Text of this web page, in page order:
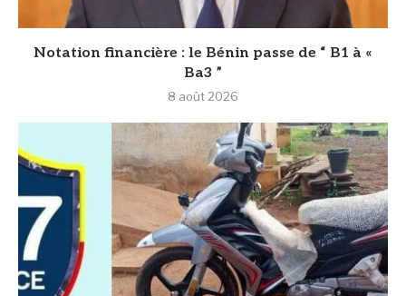
Notation financière : le Bénin passe de “ B1 à «
Ba3 ”
8 août 2026